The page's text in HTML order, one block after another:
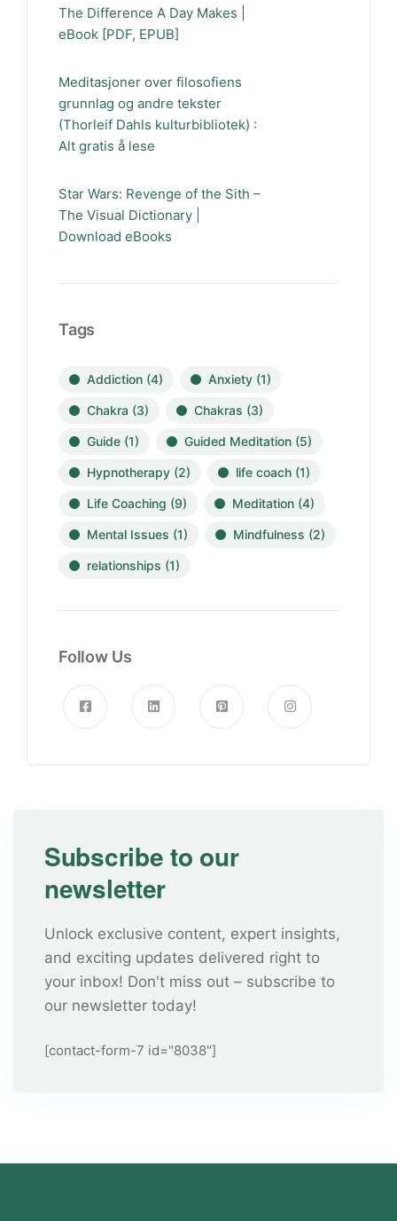
The Difference A Day Makes |
eBook [PDF, EPUB]
Meditasjoner over filosofiens
grunnlag og andre tekster
(Thorleif Dahls kulturbibliotek) :
Alt gratis å lese
Star Wars: Revenge of the Sith –
The Visual Dictionary |
Download eBooks
Tags
Addiction (4) Anxiety (1)
Chakra (3) Chakras (3)
Guide (1) Guided Meditation (5)
Hypnotherapy (2) life coach (1)
Life Coaching (9) Meditation (4)
Mental Issues (1) Mindfulness (2)
relationships (1)
Follow Us
Subscribe to our
newsletter
Unlock exclusive content, expert insights,
and exciting updates delivered right to
your inbox! Don't miss out – subscribe to
our newsletter today!
[contact-form-7 id="8038"]